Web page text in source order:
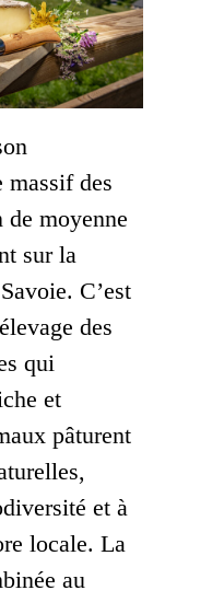
massif des
de moyenne
sur la
C’est
des
qui
et
pâturent
et à
locale. La
au